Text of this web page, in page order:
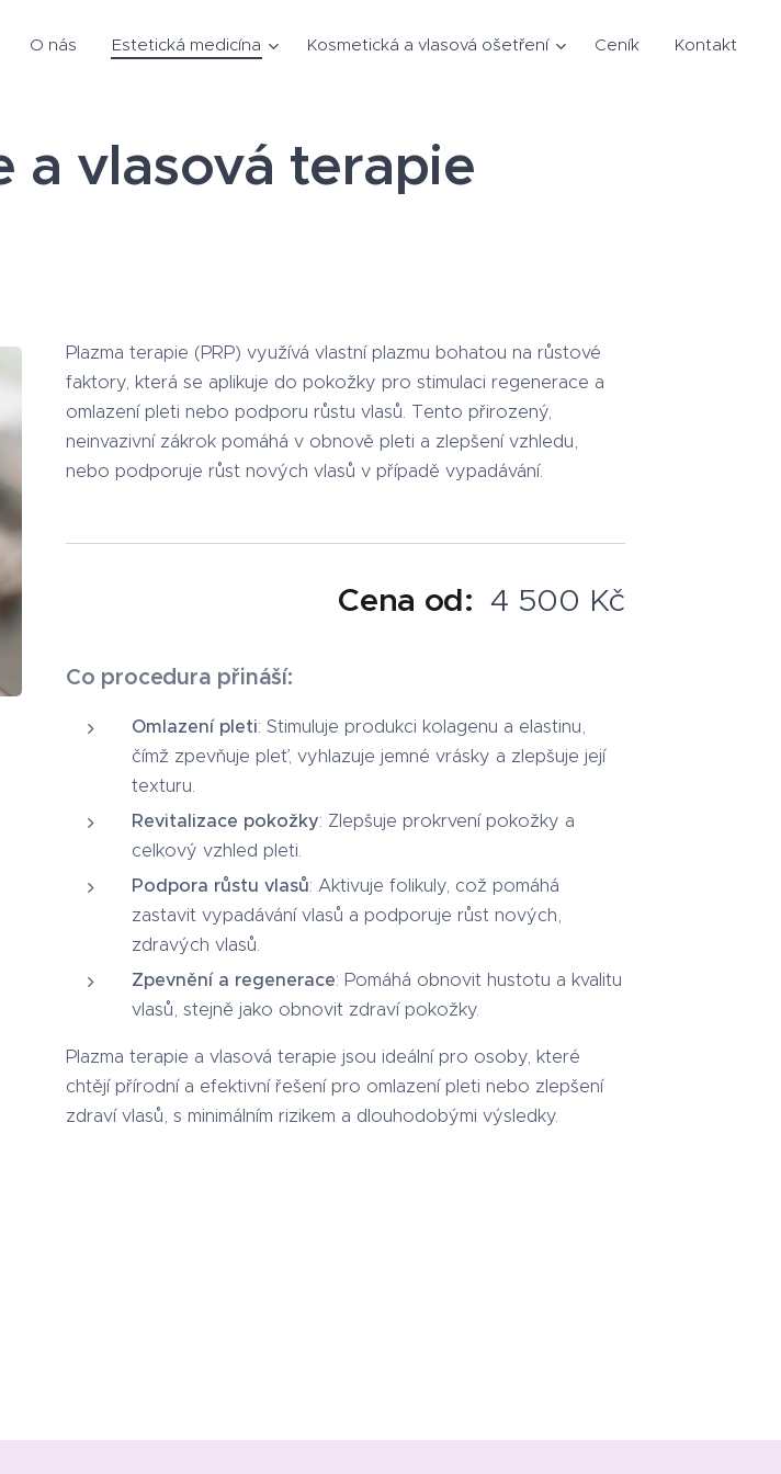
O nás Estetická medicína Kosmetická a vlasová ošetření Ceník Kontakt
a vlasová terapie
Plazma terapie (PRP) využívá vlastní plazmu bohatou na růstové
faktory, která se aplikuje do pokožky pro stimulaci regenerace a
omlazení pleti nebo podporu růstu vlasů. Tento přirozený,
neinvazivní zákrok pomáhá v obnově pleti a zlepšení vzhledu,
nebo podporuje růst nových vlasů v případě vypadávání.
Cena od: 4 500 Kč
Co procedura přináší:
Omlazení pleti: Stimuluje produkci kolagenu a elastinu,
čímž zpevňuje pleť, vyhlazuje jemné vrásky a zlepšuje její
texturu.
Revitalizace pokožky: Zlepšuje prokrvení pokožky a
celkový vzhled pleti.
Podpora růstu vlasů: Aktivuje folikuly, což pomáhá
zastavit vypadávání vlasů a podporuje růst nových,
zdravých vlasů.
Zpevnění a regenerace: Pomáhá obnovit hustotu a kvalitu
vlasů, stejně jako obnovit zdraví pokožky.
Plazma terapie a vlasová terapie jsou ideální pro osoby, které
chtějí přírodní a efektivní řešení pro omlazení pleti nebo zlepšení
zdraví vlasů, s minimálním rizikem a dlouhodobými výsledky.